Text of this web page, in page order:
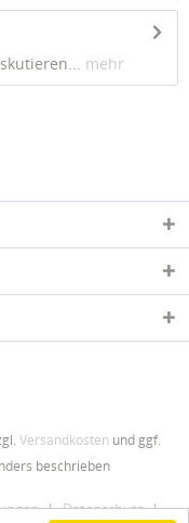
mehr
Versandkosten und ggf.
beschrieben
Datenschutz